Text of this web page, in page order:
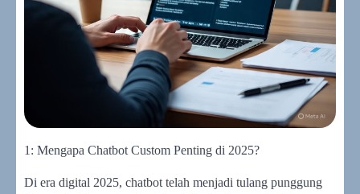
1: Mengapa Chatbot Custom Penting di 2025?
Di era digital 2025, chatbot telah menjadi tulang punggung